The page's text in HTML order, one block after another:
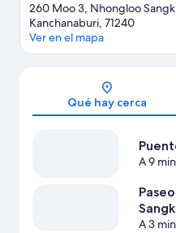
260 Moo 3, Nhongloo
Kanchanaburi, 71240
Ver en el mapa
Qué hay cerca
A 9
A 3